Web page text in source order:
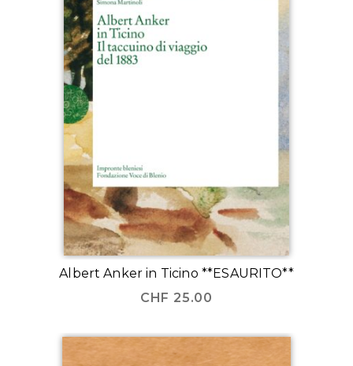
Albert Anker in Ticino **ESAURITO**
CHF 25.00